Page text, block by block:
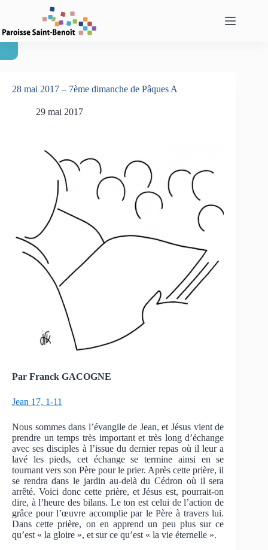
28 mai 2017 – 7ème dimanche de Pâques A
29 mai 2017
Par Franck GACOGNE
Jean 17, 1-11
Nous sommes dans l’évangile de Jean, et Jésus vient de
prendre un temps très important et très long d’échange
avec ses disciples à l’issue du dernier repas où il leur a
lavé les pieds, cet échange se termine ainsi en se
tournant vers son Père pour le prier. Après cette prière, il
se rendra dans le jardin au-delà du Cédron où il sera
arrêté. Voici donc cette prière, et Jésus est, pourrait-on
dire, à l’heure des bilans. Le ton est celui de l’action de
grâce pour l’œuvre accomplie par le Père à travers lui.
Dans cette prière, on en apprend un peu plus sur ce
qu’est « la gloire », et sur ce qu’est « la vie éternelle ».